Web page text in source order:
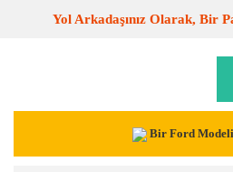
Yol Arkadaşınız Olarak, Bir
Bir Ford